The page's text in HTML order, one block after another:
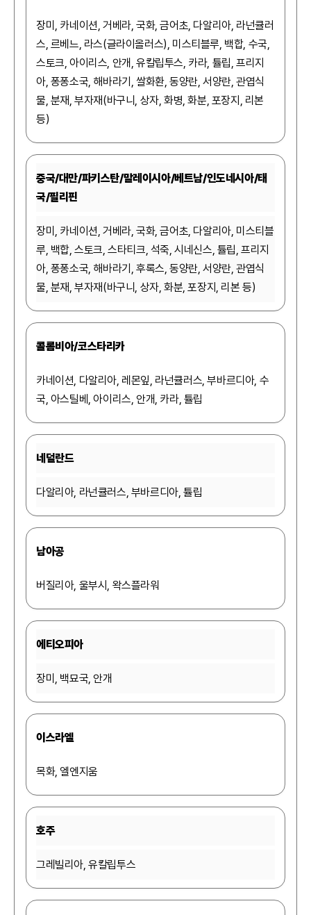
장미, 카네이션, 거베라, 국화, 금어초, 다알리아, 라넌큘러
스, 르베느, 라스(글라이올러스), 미스티블루, 백합, 수국,
스토크, 아이리스, 안개, 유칼립투스, 카라, 튤립, 프리지
아, 퐁퐁소국, 해바라기, 쌀화환, 동양란, 서양란, 관엽식
물, 분재, 부자재(바구니, 상자, 화병, 화분, 포장지, 리본
등)
중국/대만/파키스탄/말레이시아/베트남/인도네시아/태
국/필리핀
장미, 카네이션, 거베라, 국화, 금어초, 다알리아, 미스티블
루, 백합, 스토크, 스타티크, 석죽, 시네신스, 튤립, 프리지
아, 퐁퐁소국, 해바라기, 후록스, 동양란, 서양란, 관엽식
물, 분재, 부자재(바구니, 상자, 화분, 포장지, 리본 등)
콜롬비아/코스타리카
카네이션, 다알리아, 레몬잎, 라넌큘러스, 부바르디아, 수
국, 아스틸베, 아이리스, 안개, 카라, 튤립
네덜란드
다알리아, 라넌큘러스, 부바르디아, 튤립
남아공
버질리아, 울부시, 왁스플라워
에티오피아
장미, 백묘국, 안개
이스라엘
목화, 엘엔지움
호주
그레빌리아, 유칼립투스